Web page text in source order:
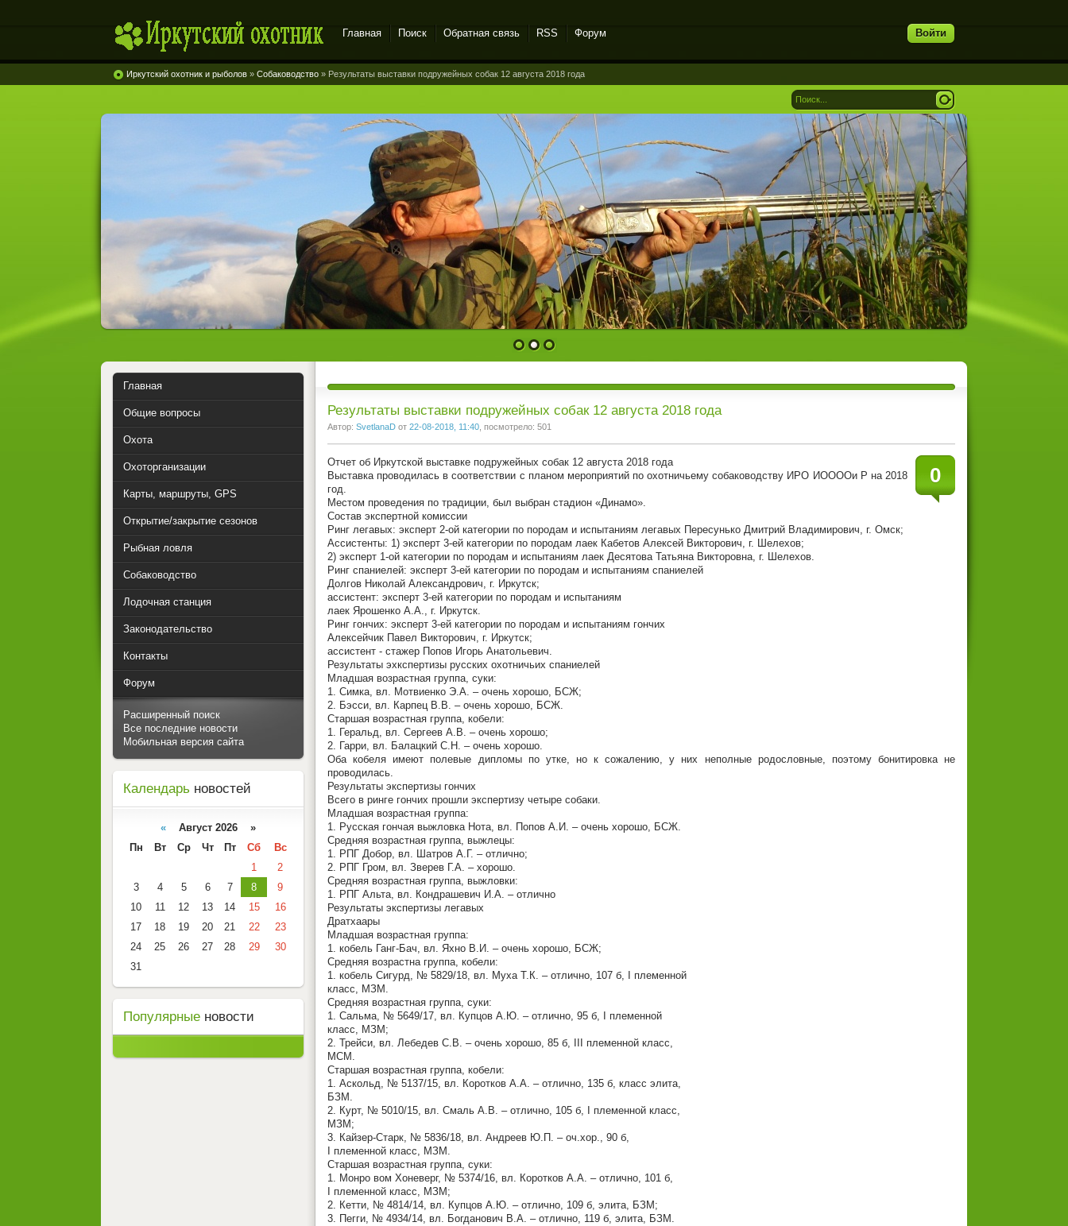
Иркутский охотник
Войти
Главная Поиск Обратная связь RSS Форум
Иркутский охотник и рыболов » Собаководство » Результаты выставки подружейных собак 12 августа 2018 года
1 2 3
Результаты выставки подружейных собак 12 августа 2018 года
Автор: SvetlanaD от 22-08-2018, 11:40 , посмотрело: 501
0
Отчет об Иркутской выставке подружейных собак 12 августа 2018 года
Выставка проводилась в соответствии с планом мероприятий по охотничьему собаководству ИРО ИООООи Р на 2018
год.
Местом проведения по традиции, был выбран стадион «Динамо».
Состав экспертной комиссии
Ринг легавых: эксперт 2-ой категории по породам и испытаниям легавых Пересунько Дмитрий Владимирович, г. Омск;
Ассистенты: 1) эксперт 3-ей категории по породам лаек Кабетов Алексей Викторович, г. Шелехов;
2) эксперт 1-ой категории по породам и испытаниям лаек Десятова Татьяна Викторовна, г. Шелехов.
Ринг спаниелей: эксперт 3-ей категории по породам и испытаниям спаниелей
Долгов Николай Александрович, г. Иркутск;
ассистент: эксперт 3-ей категории по породам и испытаниям
лаек Ярошенко А.А., г. Иркутск.
Ринг гончих: эксперт 3-ей категории по породам и испытаниям гончих
Алексейчик Павел Викторович, г. Иркутск;
ассистент - стажер Попов Игорь Анатольевич.
Результаты эхкспертизы русских охотничьих спаниелей
Младшая возрастная группа, суки:
1. Симка, вл. Мотвиенко Э.А. – очень хорошо, БСЖ;
2. Бэсси, вл. Карпец В.В. – очень хорошо, БСЖ.
Старшая возрастная группа, кобели:
1. Геральд, вл. Сергеев А.В. – очень хорошо;
2. Гарри, вл. Балацкий С.Н. – очень хорошо.
Оба кобеля имеют полевые дипломы по утке, но к сожалению, у них неполные родословные, поэтому бонитировка не
проводилась.
Результаты экспертизы гончих
Всего в ринге гончих прошли экспертизу четыре собаки.
Младшая возрастная группа:
1. Русская гончая выжловка Нота, вл. Попов А.И. – очень хорошо, БСЖ.
Средняя возрастная группа, выжлецы:
1. РПГ Добор, вл. Шатров А.Г. – отлично;
2. РПГ Гром, вл. Зверев Г.А. – хорошо.
Средняя возрастная группа, выжловки:
1. РПГ Альта, вл. Кондрашевич И.А. – отлично
Результаты экспертизы легавых
Дратхаары
Младшая возрастная группа:
1. кобель Ганг-Бач, вл. Яхно В.И. – очень хорошо, БСЖ;
Средняя возрастна группа, кобели:
1. кобель Сигурд, № 5829/18, вл. Муха Т.К. – отлично, 107 б, I племенной
класс, МЗМ.
Средняя возрастная группа, суки:
1. Сальма, № 5649/17, вл. Купцов А.Ю. – отлично, 95 б, I племенной
класс, МЗМ;
2. Трейси, вл. Лебедев С.В. – очень хорошо, 85 б, III племенной класс,
МСМ.
Старшая возрастная группа, кобели:
1. Аскольд, № 5137/15, вл. Коротков А.А. – отлично, 135 б, класс элита,
БЗМ.
2. Курт, № 5010/15, вл. Смаль А.В. – отлично, 105 б, I племенной класс,
МЗМ;
3. Кайзер-Старк, № 5836/18, вл. Андреев Ю.П. – оч.хор., 90 б,
I племенной класс, МЗМ.
Старшая возрастная группа, суки:
1. Монро вом Хоневерг, № 5374/16, вл. Коротков А.А. – отлично, 101 б,
I племенной класс, МЗМ;
2. Кетти, № 4814/14, вл. Купцов А.Ю. – отлично, 109 б, элита, БЗМ;
3. Пегги, № 4934/14, вл. Богданович В.А. – отлично, 119 б, элита, БЗМ.
Главная
Общие вопросы
Охота
Охоторганизации
Карты, маршруты, GPS
Открытие/закрытие сезонов
Рыбная ловля
Собаководство
Лодочная станция
Законодательство
Контакты
Форум
Расширенный поиск
Все последние новости
Мобильная версия сайта
Календарь новостей
« Август 2026 »
Пн
Вт Ср Чт Пт Сб
Вс
1
2
3
4 5 6 7 8
9
10
11 12 13 14 15
16
17
18 19 20 21 22
23
24
25 26 27 28 29
30
31
Популярные новости